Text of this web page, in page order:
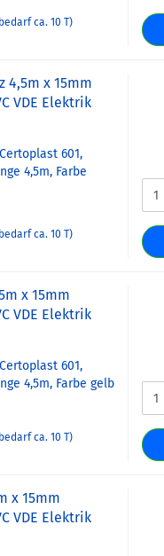
ca. 10 T)
4,5m x 15mm
VDE Elektrik
601,
4,5m, Farbe
ca. 10 T)
x 15mm
VDE Elektrik
601,
4,5m, Farbe gelb
ca. 10 T)
x 15mm
VDE Elektrik